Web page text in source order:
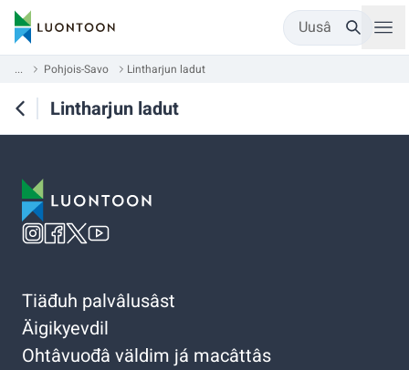
Uusâ
... Pohjois-Savo Lintharjun ladut
Lintharjun ladut
Tiäđuh palvâlusâst
Äigikyevdil
Ohtâvuođâ väldim já macâttâs